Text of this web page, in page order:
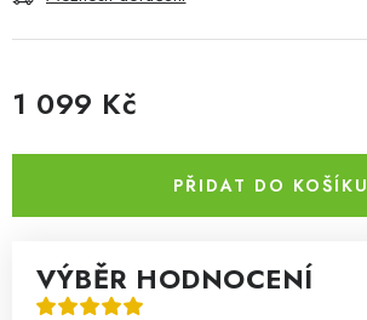
1 099 Kč
PŘIDAT DO KOŠÍKU
VÝBĚR HODNOCENÍ